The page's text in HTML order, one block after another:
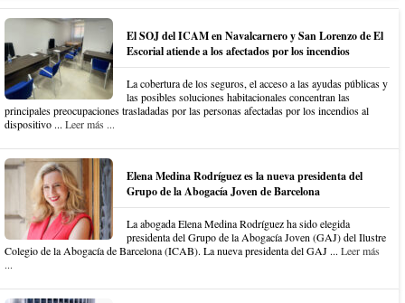
El SOJ del ICAM en Navalcarnero y San Lorenzo de El
Escorial atiende a los afectados por los incendios
La cobertura de los seguros, el acceso a las ayudas públicas y
las posibles soluciones habitacionales concentran las
principales preocupaciones trasladadas por las personas afectadas por los incendios al
dispositivo ... Leer más ...
Elena Medina Rodríguez es la nueva presidenta del
Grupo de la Abogacía Joven de Barcelona
La abogada Elena Medina Rodríguez ha sido elegida
presidenta del Grupo de la Abogacía Joven (GAJ) del Ilustre
Colegio de la Abogacía de Barcelona (ICAB). La nueva presidenta del GAJ ... Leer más
...